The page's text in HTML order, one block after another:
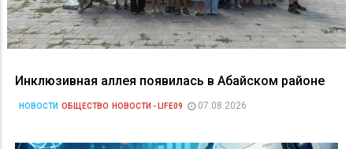
Инклюзивная аллея появилась в Абайском районе
НОВОСТИ ОБЩЕСТВО НОВОСТИ - LIFE09 07.08.2026